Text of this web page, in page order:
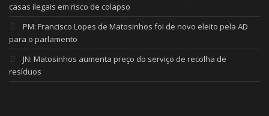
casas ilegais em risco de colapso
PM: Francisco Lopes de Matosinhos foi de novo eleito pela AD
para o parlamento
JN: Matosinhos aumenta preço do serviço de recolha de
resíduos